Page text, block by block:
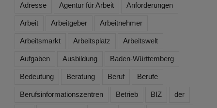
Adresse Agentur für Arbeit Anforderungen
Arbeit Arbeitgeber Arbeitnehmer
Arbeitsmarkt Arbeitsplatz Arbeitswelt
Aufgaben Ausbildung Baden-Württemberg
Bedeutung Beratung Beruf Berufe
Berufsinformationszentren Betrieb BIZ der